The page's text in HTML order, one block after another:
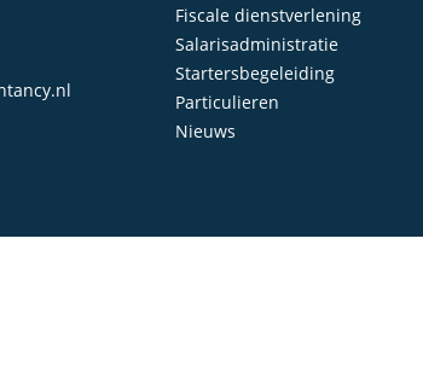
Fiscale dienstverlening
Salarisadministratie
Startersbegeleiding
Particulieren
Nieuws